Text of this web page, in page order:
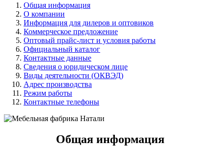
Общая информация
О компании
Информация для дилеров и оптовиков
Коммерческое предложение
Оптовый прайс-лист и условия работы
Официальный каталог
Контактные данные
Сведения о юридическом лице
Виды деятельности (ОКВЭД)
Адрес производства
Режим работы
Контактные телефоны
Общая информация